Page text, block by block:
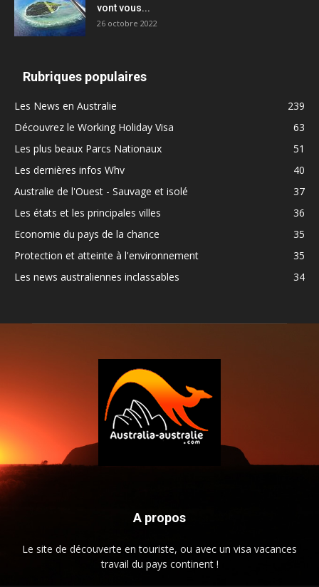
vont vous...
26 octobre 2022
Rubriques populaires
Les News en Australie
239
Découvrez le Working Holiday Visa
63
Les plus beaux Parcs Nationaux
51
Les dernières infos Whv
40
Australie de l'Ouest - Sauvage et isolé
37
Les états et les principales villes
36
Economie du pays de la chance
35
Protection et atteinte à l'environnement
35
Les news australiennes inclassables
34
A propos
Le site de découverte en touriste, ou avec un visa vacances
travail du pays continent !